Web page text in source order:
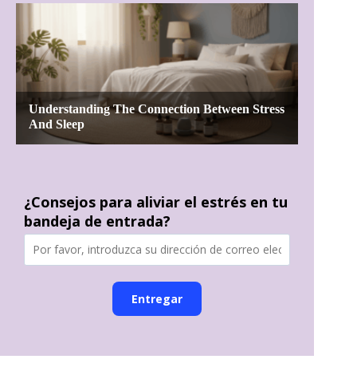
¿Consejos para aliviar el estrés en tu
bandeja de entrada?
Entregar